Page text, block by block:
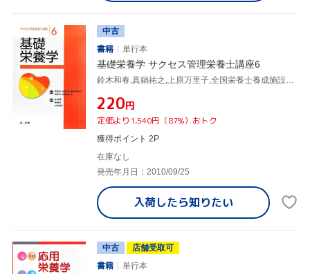
中古
書籍
単行本
基礎栄養学 サクセス管理栄養士講座6
¥220円
定価より1,540円（87%）おトク
獲得ポイント 2P
在庫なし
発売年月日：2010/09/25
入荷したら知りたい
中古
店舗受取可
書籍
単行本